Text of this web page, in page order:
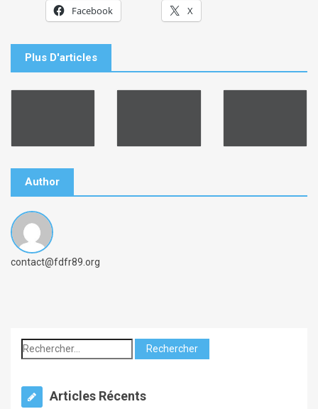
Facebook X
Plus D'articles
Author
B
contact@fdfr89.org
Articles Récents